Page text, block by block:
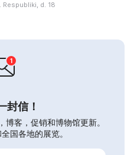
Respubliki, d. 18
封信！
客，促销和博物馆更新。
国各地的展览。